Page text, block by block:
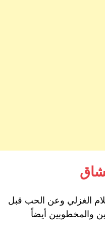
الغزلي وعن الحب قبل
والمخطوبين أيضاً